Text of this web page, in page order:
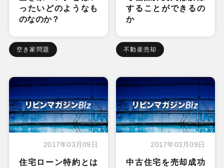
ったいどのようなも
のなのか？
空き家問題
することができるの
か
不動産売却
2017年03月09日
住宅ローン特約とは
2017年03月09日
中古住宅を売却成功